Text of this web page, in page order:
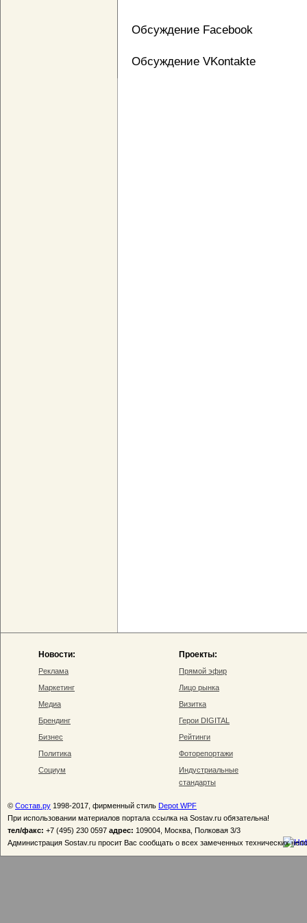
Обсуждение Facebook
Обсуждение VKontakte
Новости:
Реклама
Маркетинг
Медиа
Брендинг
Бизнес
Политика
Социум
Проекты:
Прямой эфир
Лицо рынка
Визитка
Герои DIGITAL
Рейтинги
Фоторепортажи
Индустриальные
стандарты
© Состав.ру 1998-2017, фирменный стиль Depot WPF
При использовании материалов портала ссылка на Sostav.ru обязательна!
тел/факс: +7 (495) 230 0597 адрес: 109004, Москва, Полковая 3/3
Администрация Sostav.ru просит Вас сообщать о всех замеченных технических